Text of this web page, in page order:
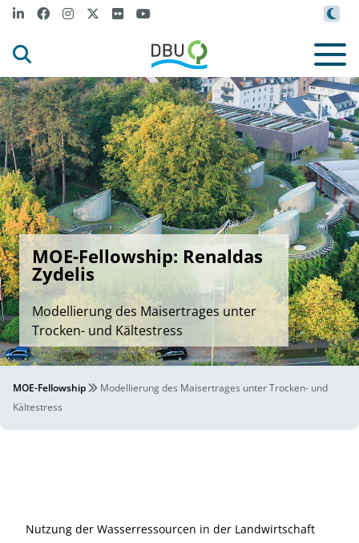
MOE-Fellowship: Renaldas
Zydelis
Modellierung des Maisertrages unter
Trocken- und Kältestress
MOE-Fellowship
Modellierung des Maisertrages unter Trocken- und
Kältestress
Nutzung der Wasserressourcen in der Landwirtschaft